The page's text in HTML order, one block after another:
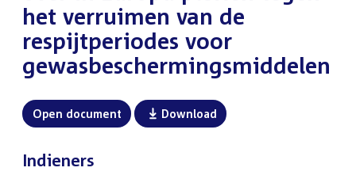
het verruimen van de
respijtperiodes voor
gewasbeschermingsmiddelen
Open document Download
Indieners